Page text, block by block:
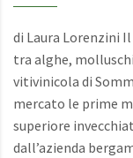
di Laura Lorenzini
tra alghe,
vitivinicola di
mercato le prime
superiore
dall’azienda